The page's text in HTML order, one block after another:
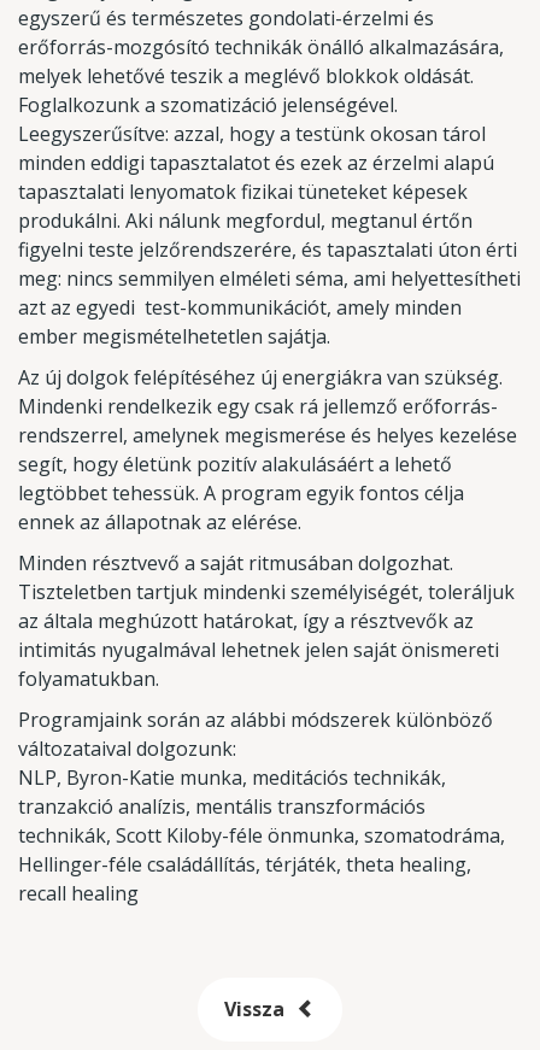
egyszerű és természetes gondolati-érzelmi és
erőforrás-mozgósító technikák önálló alkalmazására,
melyek lehetővé teszik a meglévő blokkok oldását.
Foglalkozunk a szomatizáció jelenségével.
Leegyszerűsítve: azzal, hogy a testünk okosan tárol
minden eddigi tapasztalatot és ezek az érzelmi alapú
tapasztalati lenyomatok fizikai tüneteket képesek
produkálni. Aki nálunk megfordul, megtanul értőn
figyelni teste jelzőrendszerére, és tapasztalati úton érti
meg: nincs semmilyen elméleti séma, ami helyettesítheti
azt az egyedi test-kommunikációt, amely minden
ember megismételhetetlen sajátja.
Az új dolgok felépítéséhez új energiákra van szükség.
Mindenki rendelkezik egy csak rá jellemző erőforrás-
rendszerrel, amelynek megismerése és helyes kezelése
segít, hogy életünk pozitív alakulásáért a lehető
legtöbbet tehessük. A program egyik fontos célja
ennek az állapotnak az elérése.
Minden résztvevő a saját ritmusában dolgozhat.
Tiszteletben tartjuk mindenki személyiségét, toleráljuk
az általa meghúzott határokat, így a résztvevők az
intimitás nyugalmával lehetnek jelen saját önismereti
folyamatukban.
Programjaink során az alábbi módszerek különböző
változataival dolgozunk:
NLP, Byron-Katie munka, meditációs technikák,
tranzakció analízis, mentális transzformációs
technikák, Scott Kiloby-féle önmunka, szomatodráma,
Hellinger-féle családállítás, térjáték, theta healing,
recall healing
Vissza